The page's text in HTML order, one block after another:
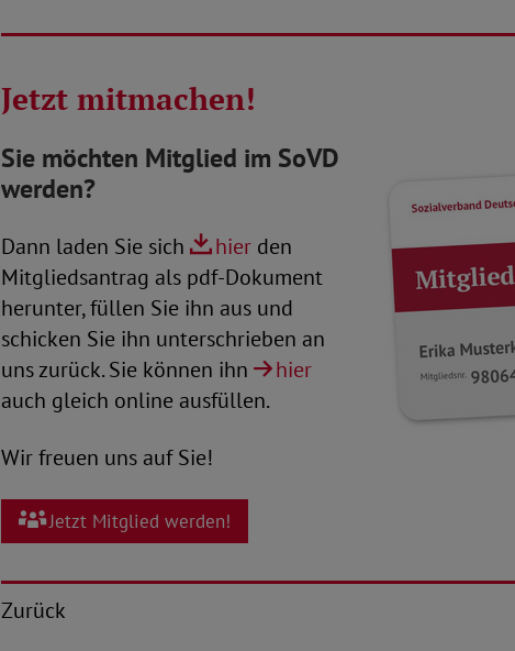
Jetzt mitmachen!
Sie möchten Mitglied im SoVD
werden?
Dann laden Sie sich hier den
Mitgliedsantrag als pdf-Dokument
herunter, füllen Sie ihn aus und
schicken Sie ihn unterschrieben an
uns zurück. Sie können ihn
hier
auch gleich online ausfüllen.
Wir freuen uns auf Sie!
Jetzt Mitglied werden!
Zurück